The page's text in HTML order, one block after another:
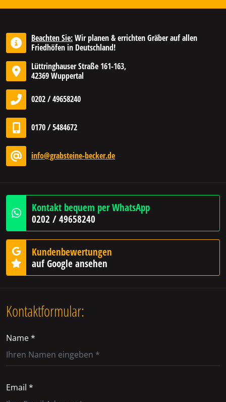
Beachten Sie:Wir planen & errichten Gräber auf allen
Friedhöfen in Deutschland!
Lüttringhauser Straße 161-163,
42369 Wuppertal
0202 / 49658240
0170 / 5484672
info@grabsteine-becker.de
Kontakt bequem per WhatsApp
0202 / 49658240
Kundenbewertungen
auf Google ansehen
Kontaktformular:
Name *
Email *